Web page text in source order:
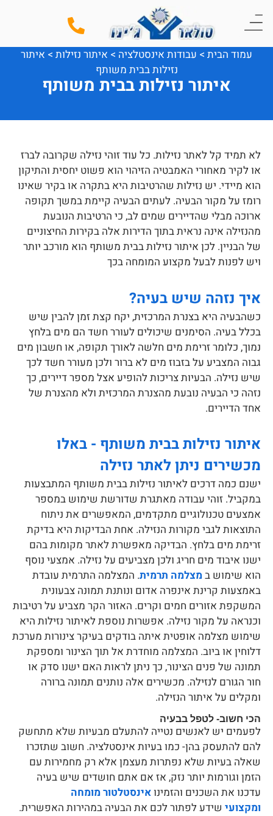
עמוד הבית > עבודות אינסטלציה > איתור נזילות > איתור
נזילות בבית משותף
איתור נזילות בבית משותף
לא תמיד קל לאתר נזילות. כל עוד זוהי נזילה שקרובה לברז
או לקיר מאחורי האמבטיה הזיהוי הוא פשוט יחסית והתיקון
הוא מיידי. יש נזילות שהרטיבות היא בתקרה או בקיר שאינו
רומז על מקור הבעיה. לעתים הבעיה קיימת במשך תקופה
ארוכה מבלי שהדיירים שמים לב, כי הרטיבות הנובעת
מהנזילה אינה נראית בתוך הדירות אלה בקירות החיצוניים
של הבניין. לכן איתור נזילות בבית משותף הוא מורכב יותר
ויש לפנות לבעל מקצוע המומחה בכך
איך נזהה שיש בעיה?
כשהבעיה היא בצנרת המרכזית, יקח קצת זמן להבין שיש
בכלל בעיה. הסימנים שיכולים לעורר חשד הם מים בלחץ
נמוך, כלומר זרימת מים חלשה לאורך תקופה, או חשבון מים
גבוה המצביע על בזבוז מים לא ברור ולכן מעורר חשד לכך
שיש נזילה. הבעיות צריכות להופיע אצל מספר דיירים, כך
נזהה כי הבעיה נובעת מהצנרת המרכזית ולא מהצנרת של
אחד הדיירים.
איתור נזילות בבית משותף - באלו
מכשירים ניתן לאתר נזילה
ישנם כמה דרכים לאיתור נזילות בבית משותף המתבצעות
במקביל. זוהי עבודה מאתגרת שדורשת שימוש במספר
אמצעים טכנולוגיים מתקדמים, המאפשרים את ניתוח
התוצאות לגבי מקורות הנזילה. אחת הבדיקות היא בדיקת
זרימת מים בלחץ. הבדיקה מאפשרת לאתר מקומות בהם
ישנו איבוד מים חריג ולכן מצביעים על נזילה. אמצעי נוסף
הוא שימוש במצלמה תרמית. המצלמה התרמית עובדת
באמצעות קרינת אינפרה אדום ונותנת תמונה צבעונית
המשקפת אזורים חמים וקרים. האזור הקר מצביע על רטיבות
וכנראה על מקור נזילה. אפשרות נוספת לאיתור נזילות היא
שימוש מצלמה אופטית איתה בודקים בעיקר צינורות מערכת
דלוחין או ביוב. המצלמה מוחדרת אל תוך הצינור ומספקת
תמונה של פנים הצינור, כך ניתן לראות האם ישנו סדק או
חור הגורם לנזילה. מכשירים אלה נותנים תמונה ברורה
ומקלים על איתור הנזילה.
הכי חשוב- לטפל בבעיה
לפעמים יש לאנשים נטייה להתעלם מבעיות שלא מתחשק
להם להתעסק בהן- כמו בעיות אינסטלציה. חשוב שתזכרו
שאלה בעיות שלא נפתרות מעצמן אלא רק מחמירות עם
הזמן וגורמות יותר נזק, אז אם אתם חושדים שיש בעיה
עדכנו את השכנים והזמינואינסטלטור מומחה
ומקצועי שידע לפתור לכם את הבעיה במהירות האפשרית.